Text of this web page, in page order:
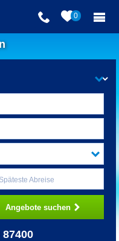
0
Späteste Abreise
Angebote suchen